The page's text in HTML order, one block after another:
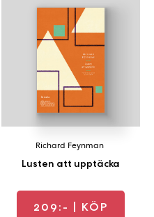
Lusten att upptäcka
Richard Feynman
209:- | KÖP